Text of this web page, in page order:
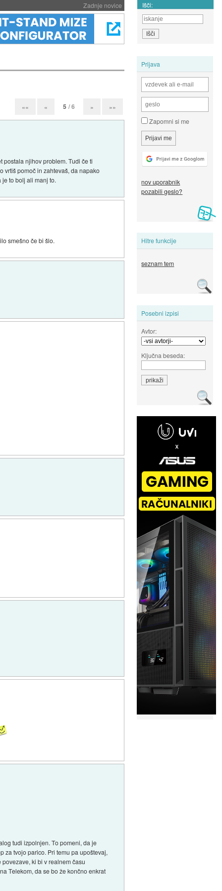
Zadnje novice Išči:
Prijava
Zapomni si me
nov uporabnik
pozabili geslo?
Hitre funkcije
seznam tem
Posebni izpisi
Avtor:
Ključna beseda:
«« « 5 / 6 » »»
postala njihov problem. Tudi če ti
vrtiš pomoč in zahtevaš, da napako
to bolj ali manj to.
smešno če bi šlo.
tudi izpolnjen. To pomeni, da je
za tvojo parico. Pri temu pa upoštevaj,
ki bi v realnem času
Telekom, da se bo že končno enkrat